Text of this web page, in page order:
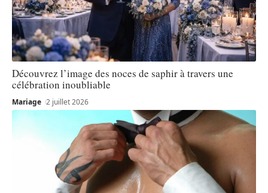
Découvrez l’image des noces de saphir à travers une
célébration inoubliable
Mariage 2 juillet 2026